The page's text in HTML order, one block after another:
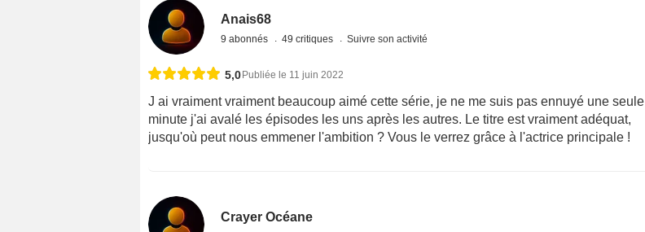
Anais68
9 abonnés 49 critiques Suivre son activité
5,0Publiée le 11 juin 2022
J ai vraiment vraiment beaucoup aimé cette série, je ne me suis pas ennuyé une seule
minute j'ai avalé les épisodes les uns après les autres. Le titre est vraiment adéquat,
jusqu'où peut nous emmener l'ambition ? Vous le verrez grâce à l'actrice principale !
Crayer Océane